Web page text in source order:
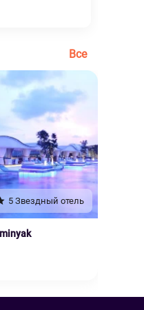
Все
5 Звездный отель